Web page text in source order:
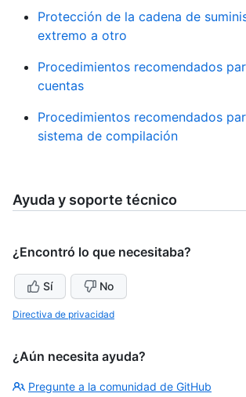
Protección de la cadena de
extremo a otro
Procedimientos recomendados
cuentas
Procedimientos recomendados
sistema de compilación
Ayuda y soporte técnico
¿Encontró lo que necesitaba?
Sí No
Directiva de privacidad
¿Aún necesita ayuda?
Pregunte a la comunidad de GitHub